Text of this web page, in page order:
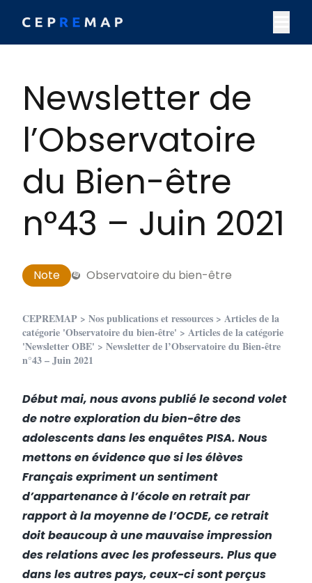
Newsletter de
l’Observatoire
du Bien-être
n°43 – Juin 2021
Note Observatoire du bien-être
CEPREMAP > Nos publications et ressources > Articles de la
catégorie 'Observatoire du bien-être' > Articles de la catégorie
'Newsletter OBE' > Newsletter de l’Observatoire du Bien-être
n°43 – Juin 2021
Début mai, nous avons publié le second volet
de notre exploration du bien-être des
adolescents dans les enquêtes PISA. Nous
mettons en évidence que si les élèves
Français expriment un sentiment
d’appartenance à l’école en retrait par
rapport à la moyenne de l’OCDE, ce retrait
doit beaucoup à une mauvaise impression
des relations avec les professeurs. Plus que
dans les autres pays, ceux-ci sont perçus